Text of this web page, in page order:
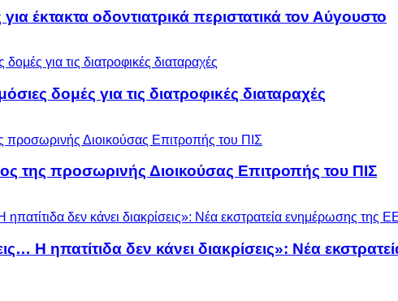
έκτακτα οδοντιατρικά περιστατικά τον Αύγουστο
δομές για τις διατροφικές διαταραχές
της προσωρινής Διοικούσας Επιτροπής του ΠΙΣ
Η ηπατίτιδα δεν κάνει διακρίσεις»: Νέα